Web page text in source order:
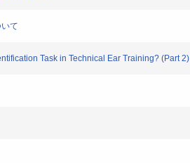
て
Task in Technical Ear Training? (Part 2)